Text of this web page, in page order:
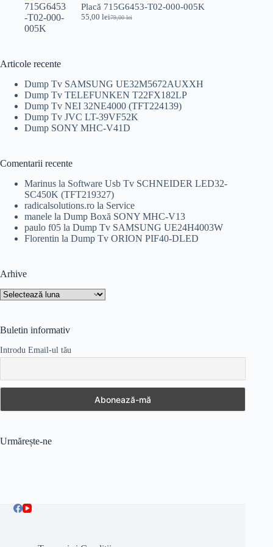
100,00 lei.
Placă 715G6453-T02-000-005K
79,00lei
Prețul
55,00 leiPrețul
Articole recente
Dump Tv SAMSUNG UE32M5672AUXXH
Dump Tv TELEFUNKEN T22FX182LP
Dump Tv NEI 32NE4000 (TFT224139)
Dump Tv JVC LT-39VF52K
Dump SONY MHC-V41D
Comentarii recente
Marinus la Software Usb Tv SCHNEIDER LED32-
SC450K (TFT219327)
radicalsolutions.ro la Service
manele la Dump Boxă SONY MHC-V13
paulo f05 la Dump Tv SAMSUNG UE24H4003W
Florentin la Dump Tv ORION PIF40-DLED
Arhive
Arhive
Buletin informativ
Introdu Email-ul tău
Urmărește-ne